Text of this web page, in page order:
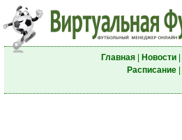
Главная| Новости|
Расписание|